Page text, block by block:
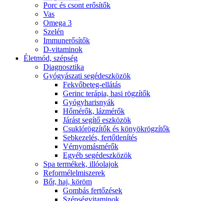
Porc és csont erősítők
Vas
Omega 3
Szelén
Immunerősítők
D-vitaminok
Életmód, szépség
Diagnosztika
Gyógyászati segédeszközök
Fekvőbeteg-ellátás
Gerinc terápia, hasi rögzítők
Gyógyharisnyák
Hőmérők, lázmérők
Járást segítő eszközök
Csuklórögzítők és könyökrögzítők
Sebkezelés, fertőtlenítés
Vérnyomásmérők
Egyéb segédeszközök
Spa termékek, illóolajok
Reformélelmiszerek
Bőr, haj, köröm
Gombás fertőzések
Szépségvitaminok